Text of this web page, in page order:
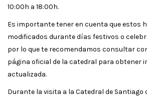
10:00h a 18:00h.
Es importante tener en cuenta que estos
modificados durante días festivos o
por lo que te recomendamos consultar
página oficial de la catedral para obtener
actualizada.
Durante la visita a la Catedral de Santiago